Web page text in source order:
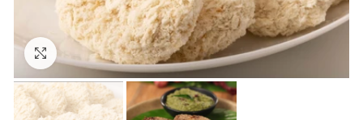
Click to enlarge